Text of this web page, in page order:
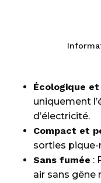
Écologique
uniquement
d’électricité.
Compact et
sorties
Sans fumée :
air sans gêne